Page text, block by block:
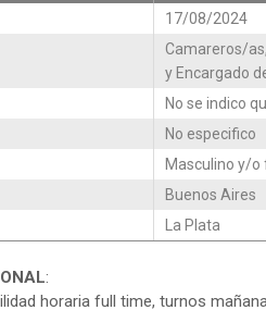
17/08/2024
Camareros/
y Encargado
No se indico
No especifico
Masculino y/
Buenos Aires
La Plata
:
horaria full time, turnos